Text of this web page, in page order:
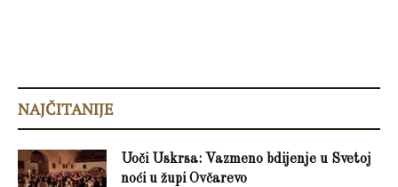
NAJČITANIJE
Uoči Uskrsa: Vazmeno bdijenje u Svetoj
noći u župi Ovčarevo